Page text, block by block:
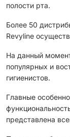
полости рта.
Более 50
Revyline
На данный
популярных и
гигиенистов.
Главные
представлена